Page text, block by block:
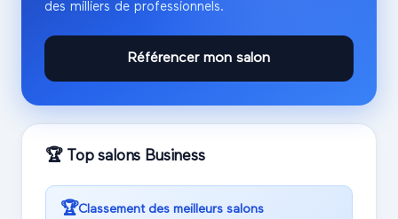
des milliers de professionnels.
Référencer mon salon
🏆 Top salons Business
🏆Classement des meilleurs salons